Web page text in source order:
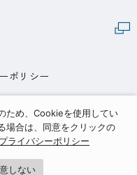
ポリシー
ため、Cookieを使用してい
場合は、同意をクリックの
プライバシーポリシー
しない